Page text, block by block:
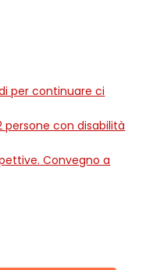
per continuare ci
persone con disabilità
Convegno a
- apre
una
condividi -